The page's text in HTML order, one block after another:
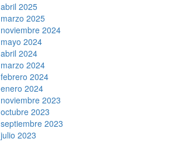
abril 2025
marzo 2025
noviembre 2024
mayo 2024
abril 2024
marzo 2024
febrero 2024
enero 2024
noviembre 2023
octubre 2023
septiembre 2023
julio 2023